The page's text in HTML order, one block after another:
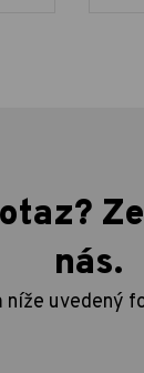
nás.
uvedený